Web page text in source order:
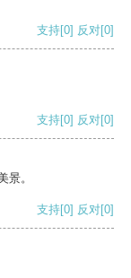
支持[0] 反对[0]
支持[0] 反对[0]
景。
支持[0] 反对[0]